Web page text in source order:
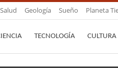
Salud Geología Sueño Planeta
TECNOLOGÍA CULTURA